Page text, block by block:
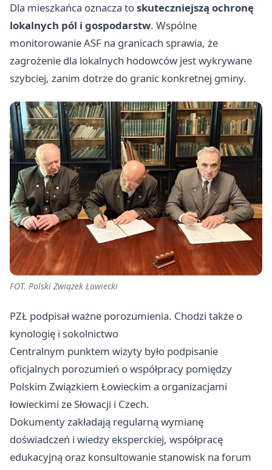
Dla mieszkańca oznacza toskuteczniejszą ochronę
lokalnych pól i gospodarstw. Wspólne
monitorowanie ASF na granicach sprawia, że
zagrożenie dla lokalnych hodowców jest wykrywane
szybciej, zanim dotrze do granic konkretnej gminy.
FOT. Polski Związek Łowiecki
PZŁ podpisał ważne porozumienia. Chodzi także o
kynologię i sokolnictwo
Centralnym punktem wizyty było podpisanie
oficjalnych porozumień o współpracy pomiędzy
Polskim Związkiem Łowieckim a organizacjami
łowieckimi ze Słowacji i Czech.
Dokumenty zakładają regularną wymianę
doświadczeń i wiedzy eksperckiej, współpracę
edukacyjną oraz konsultowanie stanowisk na forum